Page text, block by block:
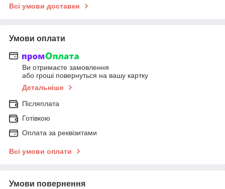
Всі умови доставки
Умови оплати
Ви отримаєте замовлення
або гроші повернуться на вашу картку
Детальніше
Післяплата
Готівкою
Оплата за реквізитами
Всі умови оплати
Умови повернення